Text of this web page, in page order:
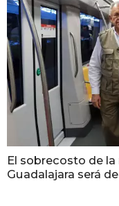
El sobrecosto de
Guadalajara será